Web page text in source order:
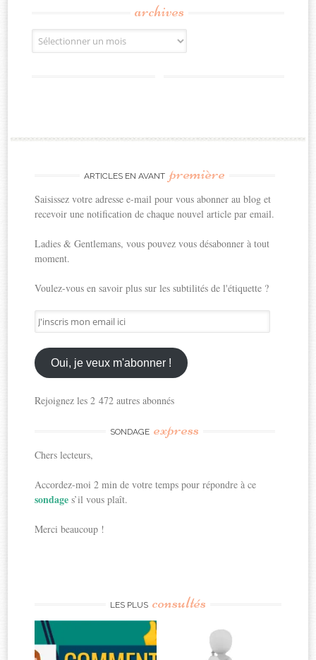
archives
Archives
ARTICLES EN AVANT première
Saisissez votre adresse e-mail pour vous abonner au blog et
recevoir une notification de chaque nouvel article par email.
Ladies & Gentlemans, vous pouvez vous désabonner à tout
moment.
Voulez-vous en savoir plus sur les subtilités de l'étiquette ?
J'inscris
mon
email
ici
Oui, je veux m'abonner !
Rejoignez les 2 472 autres abonnés
SONDAGE express
Chers lecteurs,
Accordez-moi 2 min de votre temps pour répondre à ce
sondages’il vous plaît.
Merci beaucoup !
LES PLUS consultés